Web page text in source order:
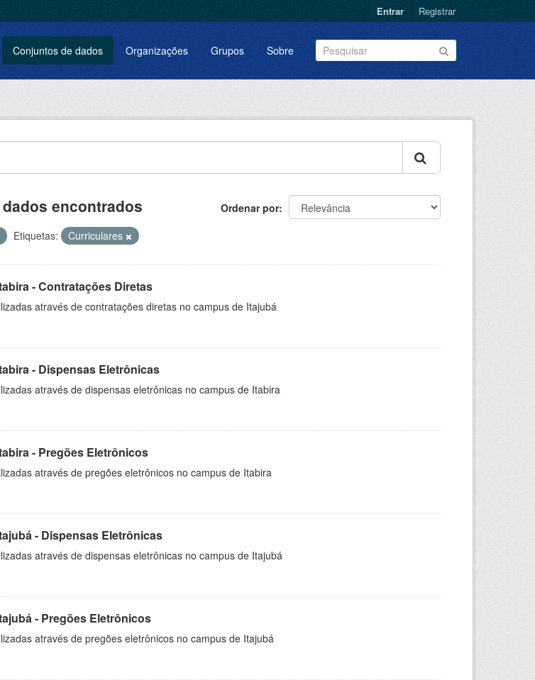
Entrar Registrar
Conjuntos de dados Organizações Grupos Sobre
Ordenar por
encontrados
Etiquetas: Curriculares
- Contratações Diretas
através de contratações diretas no campus de Itajubá
- Dispensas Eletrônicas
através de dispensas eletrônicas no campus de Itabira
- Pregões Eletrônicos
através de pregões eletrônicos no campus de Itabira
- Dispensas Eletrônicas
através de dispensas eletrônicas no campus de Itajubá
- Pregões Eletrônicos
através de pregões eletrônicos no campus de Itajubá